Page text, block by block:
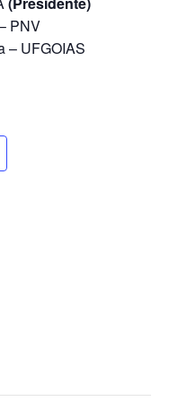
PNV
– UFGOIAS